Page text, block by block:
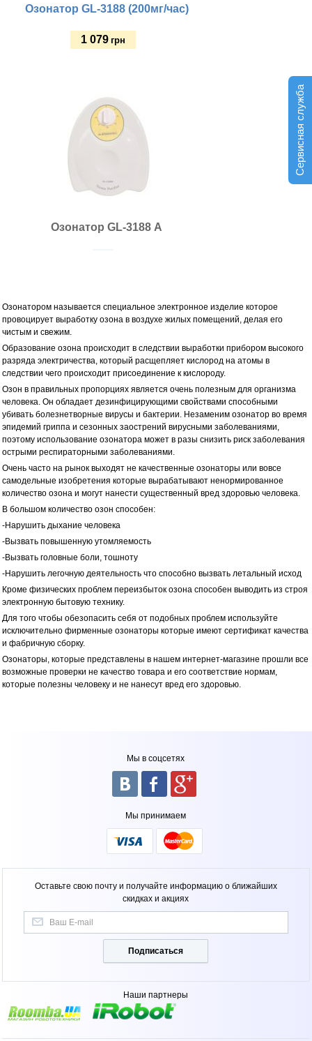
Сервисная служба
Озонатор GL-3188 (200мг/час)
1 079 грн
Озонатор GL-3188 А
Озонатором называется специальное электронное изделие которое
провоцирует выработку озона в воздухе жилых помещений, делая его
чистым и свежим.
Образование озона происходит в следствии выработки прибором высокого
разряда электричества, который расщепляет кислород на атомы в
следствии чего происходит присоединение к кислороду.
Озон в правильных пропорциях является очень полезным для организма
человека. Он обладает дезинфицирующими свойствами способными
убивать болезнетворные вирусы и бактерии. Незаменим озонатор во время
эпидемий гриппа и сезонных заострений вирусными заболеваниями,
поэтому использование озонатора может в разы снизить риск заболевания
острыми респираторными заболеваниями.
Очень часто на рынок выходят не качественные озонаторы или вовсе
самодельные изобретения которые вырабатывают ненормированное
количество озона и могут нанести существенный вред здоровью человека.
В большом количество озон способен:
-Нарушить дыхание человека
-Вызвать повышенную утомляемость
-Вызвать головные боли, тошноту
-Нарушить легочную деятельность что способно вызвать летальный исход
Кроме физических проблем переизбыток озона способен выводить из строя
электронную бытовую технику.
Для того чтобы обезопасить себя от подобных проблем используйте
исключительно фирменные озонаторы которые имеют сертификат качества
и фабричную сборку.
Озонаторы, которые представлены в нашем интернет-магазине прошли все
возможные проверки не качество товара и его соответствие нормам,
которые полезны человеку и не нанесут вред его здоровью.
Мы в соцсетях
Мы принимаем
Оставьте свою почту и получайте информацию о ближайших
скидках и акциях
Подписаться
Наши партнеры